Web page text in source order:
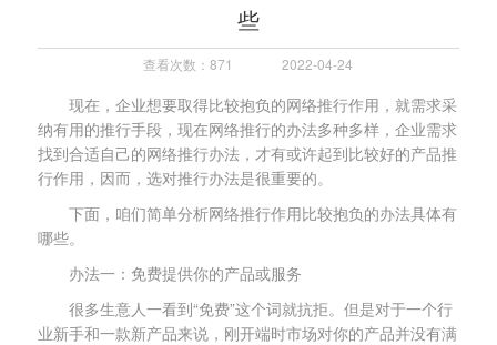
些
查看次数：871 2022-04-24
现在，企业想要取得比较抱负的网络推行作用，就需求采
纳有用的推行手段，现在网络推行的办法多种多样，企业需求
找到合适自己的网络推行办法，才有或许起到比较好的产品推
行作用，因而，选对推行办法是很重要的。
下面，咱们简单分析网络推行作用比较抱负的办法具体有
哪些。
办法一：免费提供你的产品或服务
很多生意人一看到“免费”这个词就抗拒。但是对于一个行
业新手和一款新产品来说，刚开端时市场对你的产品并没有满